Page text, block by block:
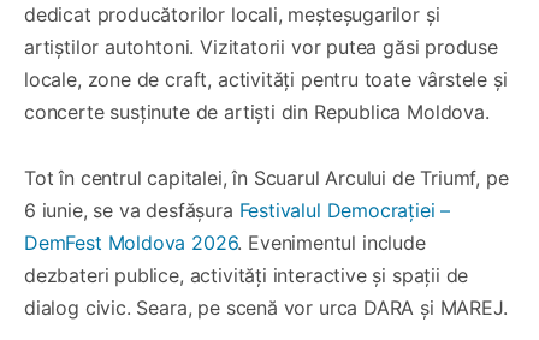
dedicat producătorilor locali, meșteșugarilor și
artiștilor autohtoni. Vizitatorii vor putea găsi produse
locale, zone de craft, activități pentru toate vârstele și
concerte susținute de artiști din Republica Moldova.
Tot în centrul capitalei, în Scuarul Arcului de Triumf, pe
6 iunie, se va desfășura Festivalul Democrației –
DemFest Moldova 2026. Evenimentul include
dezbateri publice, activități interactive și spații de
dialog civic. Seara, pe scenă vor urca DARA și MAREJ.